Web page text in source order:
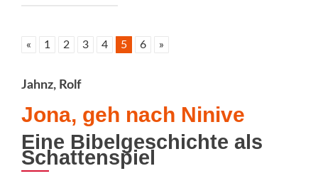
« 1 2 3 4 5 6 »
Jahnz, Rolf
Jona, geh nach Ninive
Eine Bibelgeschichte als
Schattenspiel